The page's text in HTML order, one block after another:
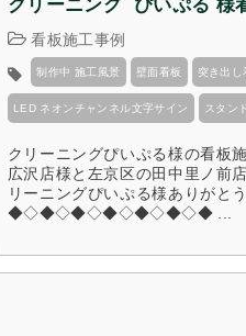
クリーニング  ぴいぷる 様
看板施工事例
制作中 施工風景 壁面看板 突き出し
LED ネオンチャンネル文字サイン スタン
クリーニングぴいぷる様の看板
広沢店様と左京区の田中里ノ前
リーニングぴいぷる様あ
◆◇◆◇◆◇◆◇◆◇◆◇◆ ...